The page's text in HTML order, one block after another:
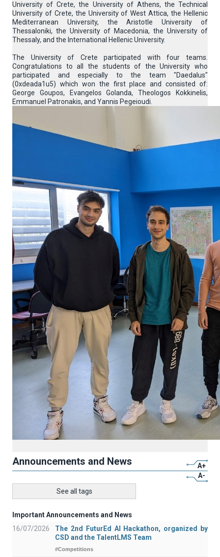
University of Crete, the University of Athens, the Technical
University of Crete, the University of West Attica, the Hellenic
Mediterranean University, the Aristotle University of
Thessaloniki, the University of Macedonia, the University of
Thessaly, and the International Hellenic University.
The University of Crete participated with four teams.
Congratulations to all the students of the University who
participated and especially to the team "Daedalus"
(0xdeada1u5) which won the first place and consisted of:
George Goupos, Evangelos Golanda, Theologos Kokkinelis,
Emmanuel Patronakis, and Yannis Pegeioudi.
Announcements and News
A+
A-
See all tags
Important Announcements and News
16/07/2026
The 2nd FuturEd AI Hackathon, organized by
CSD and the TalentLMS Team
#Competitions